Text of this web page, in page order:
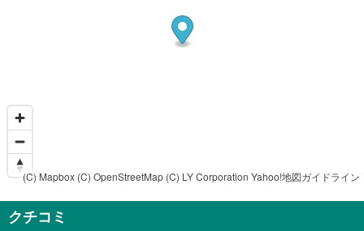
(C) Mapbox (C) OpenStreetMap (C) LY Corporation Yahoo!地図ガイドライン
クチコミ